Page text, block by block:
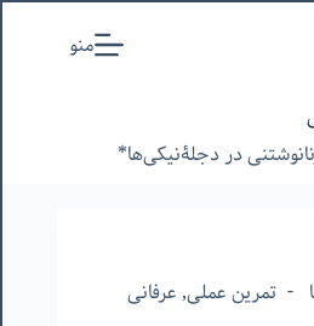
منو
در‌ دجلۀنیکی‌ها*
تمرین عملی,عرفانی